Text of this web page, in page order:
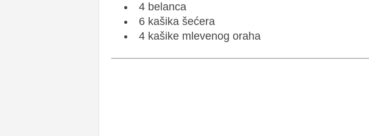
4 belanca
6 kašika šećera
4 kašike mlevenog oraha